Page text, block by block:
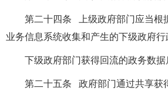
第二十四条 上级政府部门应当根
业务信息系统收集和产生的下级政府
下级政府部门获得回流的政务数
第二十五条 政府部门通过共享获